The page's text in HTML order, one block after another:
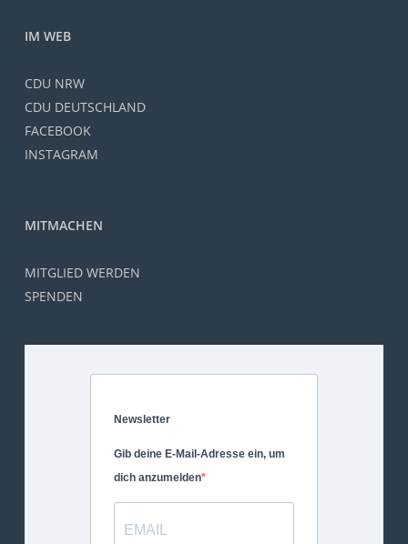
IM WEB
CDU NRW
CDU DEUTSCHLAND
FACEBOOK
INSTAGRAM
MITMACHEN
MITGLIED WERDEN
SPENDEN
Newsletter
Gib deine E-Mail-Adresse ein, um
dich anzumelden